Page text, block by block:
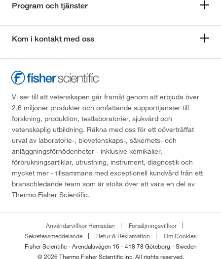
Program och tjänster
Kom i kontakt med oss
Vi ser till att vetenskapen går framåt genom att erbjuda över
2,6 miljoner produkter och omfattande supporttjänster till
forskning, produktion, testlaboratorier, sjukvård och
vetenskaplig utbildning. Räkna med oss för ett oöverträffat
urval av laboratorie-, biovetenskaps-, säkerhets- och
anläggningsförnödenheter - inklusive kemikalier,
förbrukningsartiklar, utrustning, instrument, diagnostik och
mycket mer - tillsammans med exceptionell kundvård från ett
branschledande team som är stolta över att vara en del av
Thermo Fisher Scientific.
Användarvillkor Hemsidan
Försäljningsvillkor
Sekretessmeddelande
Retur & Reklamation
Om Cookies
Fisher Scientific - Arendalsvägen 16 - 418 78 Göteborg - Sweden
© 2026 Thermo Fisher Scientific Inc. All rights reserved.